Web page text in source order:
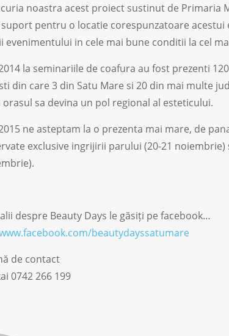
noastra acest proiect sustinut de Primaria
pentru o locatie corespunzatoare acestui
evenimentului in cele mai bune conditii la cel
la seminariile de coafura au fost prezenti
din care 3 din Satu Mare si 20 din mai multe
orasul sa devina un pol regional al esteticului.
ne asteptam la o prezenta mai mare, de
exclusive ingrijirii parului (20-21
despre Beauty Days le găsiți pe facebook…
beautydayssatumare
de contact
0742 266 199